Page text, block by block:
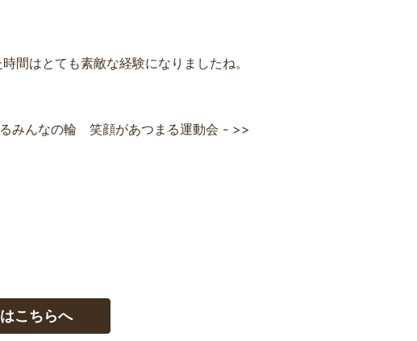
間はとても素敵な経験になりましたね。
みんなの輪 笑顔があつまる運動会 - >>
こちらへ